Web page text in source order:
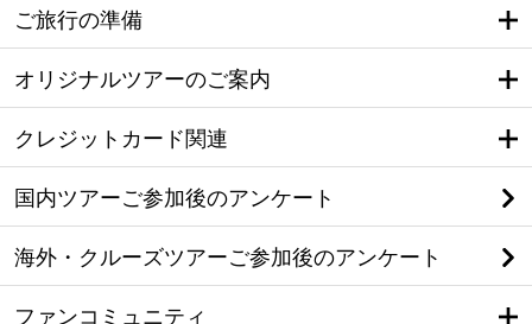
ご旅行の準備
オリジナルツアーのご案内
クレジットカード関連
国内ツアーご参加後のアンケート
海外・クルーズツアーご参加後のアンケート
ファンコミュニティ